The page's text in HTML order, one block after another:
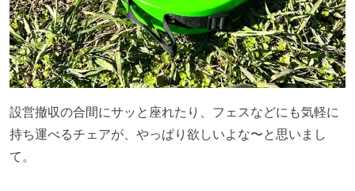
設営撤収の合間にサッと座れたり、フェスなどにも気軽に
持ち運べるチェアが、やっぱり欲しいよな〜と思いまし
て。